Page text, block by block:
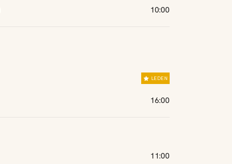
10:00
LEDEN
16:00
11:00